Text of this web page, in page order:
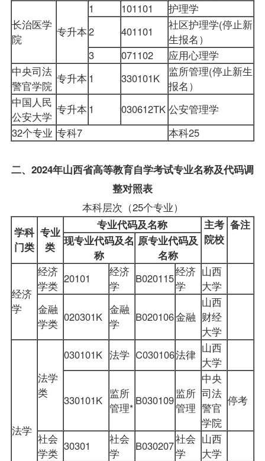
长治医学
院
专升本
1 101101
护理学
2
401101
社区护理学(停止新
生报名）
3
071102
应用心理学
中央司法
警官学院
专升本 1 330101K
监所管理(停止新生
报名）
中国人民
公安大学
专升本 1 030612TK 公安管理学
32个专业 专科7 本科25
二、2024年山西省高等教育自学考试专业名称及代码调
整对照表
本科层次（25个专业）
学科
门类
专业
类
专业代码及名称
主考
院校
备注
现专业代码及名
称
原专业代码及
名称
经济
学
经济
学类
20101
经济
学
B020115经济
学
山西
大学
金融
学类 020301K
金融
学
B020106金融
山西
财经
大学
法学
法学
类
030101K 法学 C030106法律 山西
大学
330101K 监所
管理*
B030109 监所
管理
中央
司法
警官
学院
停考
社会
学类
30301
社会
学
B030207社会
学
山西
大学